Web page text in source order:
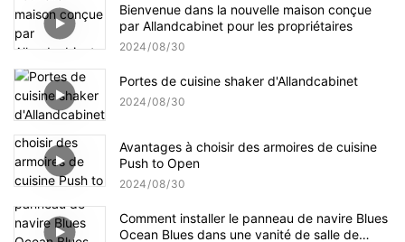
Bienvenue dans la nouvelle maison conçue
par Allandcabinet pour les propriétaires
2024 08 30
Portes de cuisine shaker d'Allandcabinet
2024 08 30
Avantages à choisir des armoires de cuisine
Push to Open
2024 08 30
Comment installer le panneau de navire Blues
Ocean Blues dans une vanité de salle de